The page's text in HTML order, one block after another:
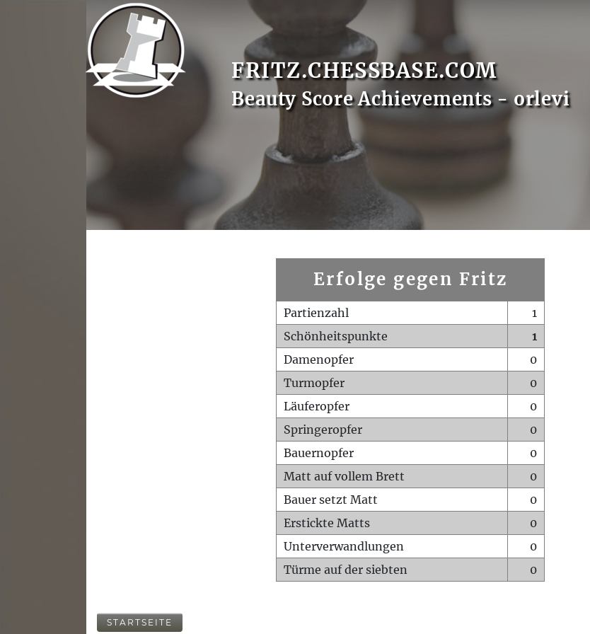
FRITZ.CHESSBASE.COM
Beauty Score Achievements - orlevi
Erfolge gegen Fritz
Partienzahl
1
Schönheitspunkte
1
Damenopfer
0
Turmopfer
0
Läuferopfer
0
Springeropfer
0
Bauernopfer
0
Matt auf vollem Brett
0
Bauer setzt Matt
0
Erstickte Matts
0
Unterverwandlungen
0
Türme auf der siebten
0
STARTSEITE